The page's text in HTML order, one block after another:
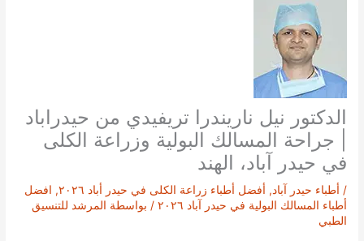
الدكتور نيل ناريندرا تريفيدي من حيدراباد
| جراحة المسالك البولية وزراعة الكلى
في حيدر آباد، الهند
/ أطباء حيدر آباد, أفضل أطباء زراعة الكلى في حيدر أباد ٢٠٢٦ , افضل
أطباء المسالك البولية في حيدر آباد ٢٠٢٦
/ بواسطة المرشد للتنسيق
الطبي